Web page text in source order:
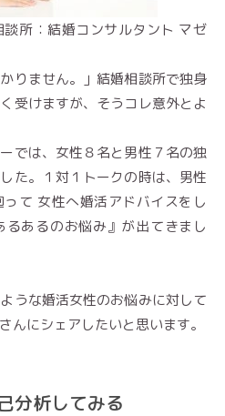
所：結婚コンサルタント マゼ
りません。」結婚相談所で独身
受けますが、そうコレ意外とよ
では、女性８名と男性７名の独
た。１対１トークの時は、男性
て 女性へ婚活アドバイスをし
あるのお悩み』が出てきまし
うな婚活女性のお悩みに対して
んにシェアしたいと思います。
分析してみる